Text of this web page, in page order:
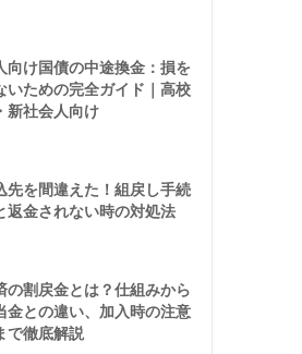
向け国債の中途換金：損を
いための完全ガイド｜高校
新社会人向け
先を間違えた！組戻し手続
返金されない時の対処法
の割戻金とは？仕組みから
金との違い、加入時の注意
で徹底解説